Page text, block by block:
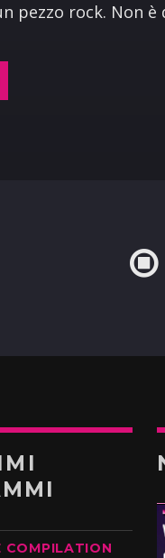
pezzo rock. Non
COMPILATION